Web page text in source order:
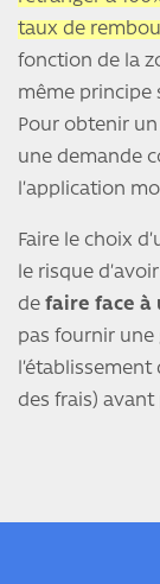
taux de
fonction de la
même principe
Pour obtenir
une demande
l’application
Faire le choix
le risque
de faire face à
pas fournir une
des frais) avant